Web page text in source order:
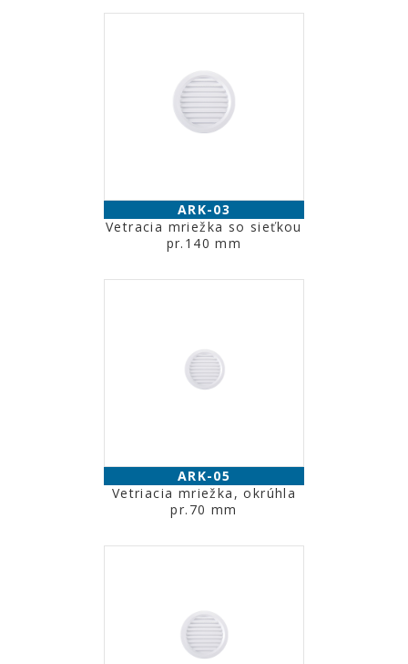
ARK-03
Vetracia mriežka so sieťkou
pr.140 mm
ARK-05
Vetriacia mriežka, okrúhla
pr.70 mm